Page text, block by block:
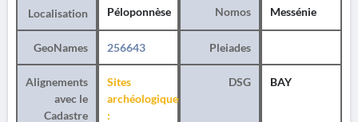
Localisation Péloponnèse Nomos Messénie
GeoNames 256643 Pleiades
Alignements
avec le
Cadastre
Sites
archéologiques
:
DSG BAY